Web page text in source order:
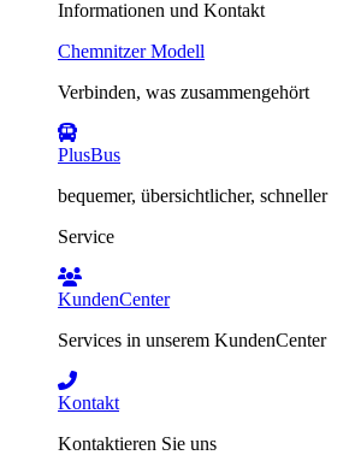
Informationen und Kontakt
Chemnitzer Modell
Verbinden, was zusammengehört
PlusBus
bequemer, übersichtlicher, schneller
Service
KundenCenter
Services in unserem KundenCenter
Kontakt
Kontaktieren Sie uns